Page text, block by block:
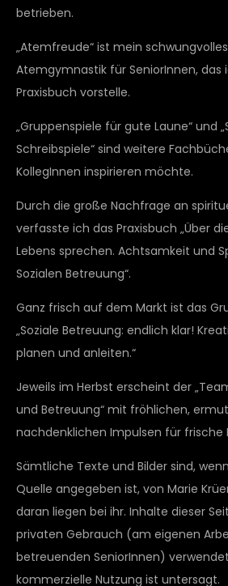
betrieben.
„Atemfreude“ ist mein
Atemgymnastik für SeniorInnen, das
Praxisbuch vorstelle.
„Gruppenspiele für gute Laune“ und
Schreibspiele“ sind weitere
KollegInnen inspirieren möchte.
Durch die große Nachfrage an
verfasste ich das Praxisbuch „Über
Lebens sprechen. Achtsamkeit und
Sozialen Betreuung“.
Ganz frisch auf dem Markt ist das
„Soziale Betreuung: endlich klar!
planen und anleiten.“
Jeweils im Herbst erscheint der
und Betreuung“ mit fröhlichen,
nachdenklichen Impulsen für frische
Sämtliche Texte und Bilder sind,
Quelle angegeben ist, von Marie
daran liegen bei ihr. Inhalte dieser
privaten Gebrauch (am eigenen
betreuenden SeniorInnen)
kommerzielle Nutzung ist untersagt.